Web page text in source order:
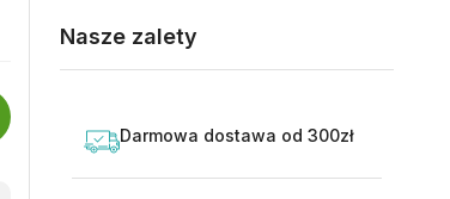
Nasze zalety
Darmowa dostawa od 300zł